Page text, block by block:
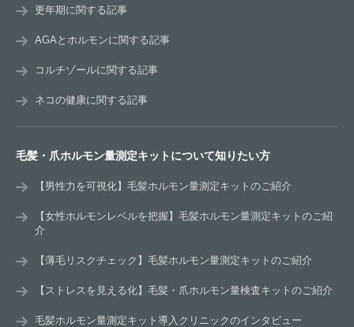
更年期に関する記事
AGAとホルモンに関する記事
コルチゾールに関する記事
ネコの健康に関する記事
毛髪・爪ホルモン量測定キットについて知りたい方
【男性力を可視化】毛髪ホルモン量測定キットのご紹介
【女性ホルモンレベルを把握】毛髪ホルモン量測定キットのご紹
介
【薄毛リスクチェック】毛髪ホルモン量測定キットのご紹介
【ストレスを見える化】毛髪・爪ホルモン量検査キットのご紹介
毛髪ホルモン量測定キット導入クリニックのインタビュー